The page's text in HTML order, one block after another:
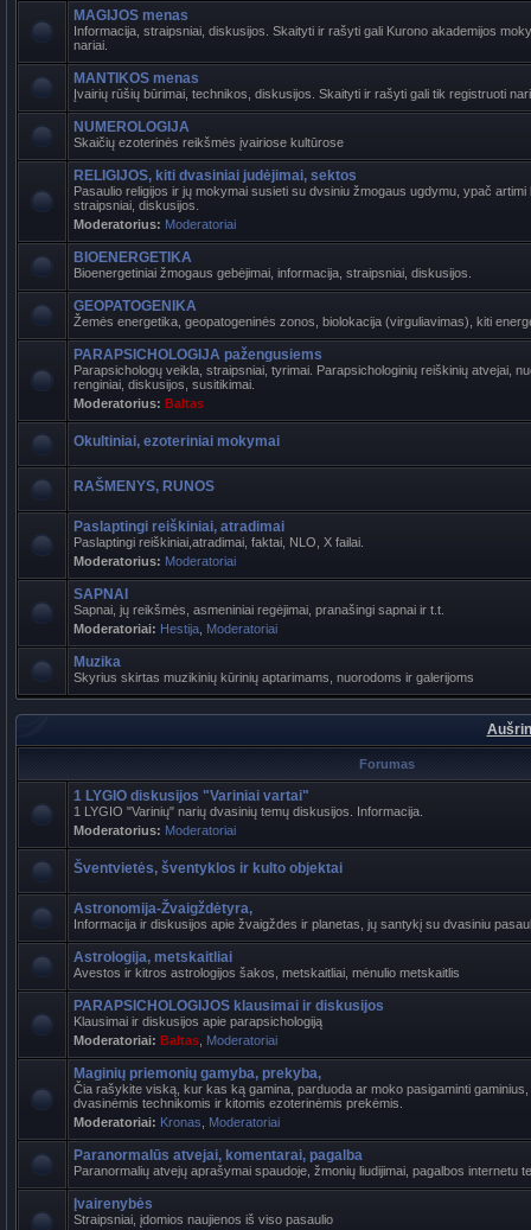
MAGIJOS menas
Informacija, straipsniai, diskusijos. Skaityti ir rašyti gali Kurono akademijos
nariai.
MANTIKOS menas
Įvairių rūšių būrimai, technikos, diskusijos. Skaityti ir rašyti gali tik registruoti
NUMEROLOGIJA
Skaičių ezoterinės reikšmės įvairiose kultūrose
RELIGIJOS, kiti dvasiniai judėjimai, sektos
Pasaulio religijos ir jų mokymai susieti su dvsiniu žmogaus ugdymu, ypač
straipsniai, diskusijos.
Moderatorius: Moderatoriai
BIOENERGETIKA
Bioenergetiniai žmogaus gebėjimai, informacija, straipsniai, diskusijos.
GEOPATOGENIKA
Žemės energetika, geopatogeninės zonos, biolokacija (virguliavimas), kiti
PARAPSICHOLOGIJA pažengusiems
Parapsichologų veikla, straipsniai, tyrimai. Parapsichologinių reiškinių atvejai,
renginiai, diskusijos, susitikimai.
Moderatorius: Baltas
Okultiniai, ezoteriniai mokymai
RAŠMENYS, RUNOS
Paslaptingi reiškiniai, atradimai
Paslaptingi reiškiniai,atradimai, faktai, NLO, X failai.
Moderatorius: Moderatoriai
SAPNAI
Sapnai, jų reikšmės, asmeniniai regėjimai, pranašingi sapnai ir t.t.
Moderatoriai: Hestija Moderatoriai
Muzika
Skyrius skirtas muzikinių kūrinių aptarimams, nuorodoms ir galerijoms
Forumas
1 LYGIO diskusijos "Variniai vartai"
1 LYGIO "Varinių" narių dvasinių temų diskusijos. Informacija.
Moderatorius: Moderatoriai
Šventvietės, šventyklos ir kulto objektai
Astronomija-Žvaigždėtyra,
Informacija ir diskusijos apie žvaigždes ir planetas, jų santykį su dvasiniu
Astrologija, metskaitliai
Avestos ir kitros astrologijos šakos, metskaitliai, mėnulio metskaitlis
PARAPSICHOLOGIJOS klausimai ir diskusijos
Klausimai ir diskusijos apie parapsichologiją
Moderatoriai: Baltas Moderatoriai
Maginių priemonių gamyba, prekyba,
Čia rašykite viską, kur kas ką gamina, parduoda ar moko pasigaminti
dvasinėmis technikomis ir kitomis ezoterinėmis prekėmis.
Moderatoriai: Kronas Moderatoriai
Paranormalūs atvejai, komentarai, pagalba
Paranormalių atvejų aprašymai spaudoje, žmonių liudijimai, pagalbos internetu
Įvairenybės
Straipsniai, įdomios naujienos iš viso pasaulio